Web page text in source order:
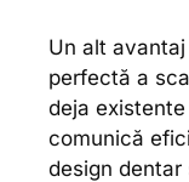
Un alt
perfectă a
deja
comunică
design dentar